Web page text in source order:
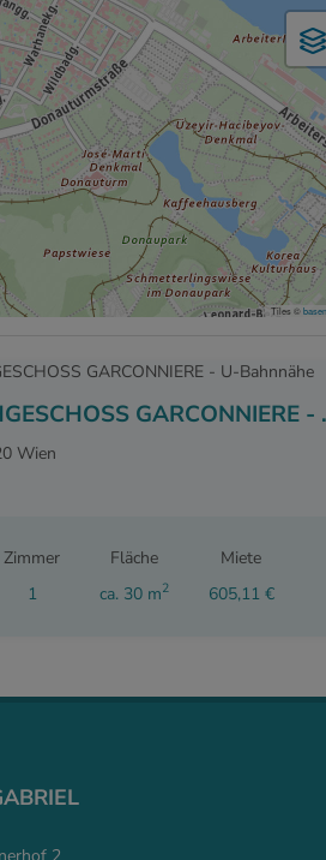
Tiles ©
Wien
Zimmer
1
Fläche
ca. 30 m2
Miete
605,11 €
2